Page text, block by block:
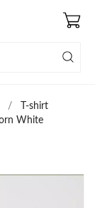
T-shirt
White